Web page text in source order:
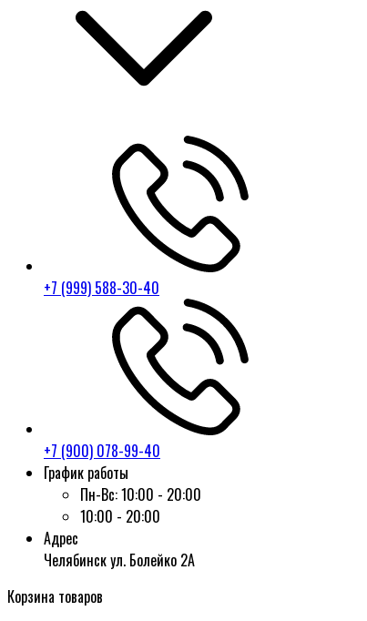
+7 (999) 588-30-40
+7 (900) 078-99-40
График работы
Пн-Вс:10:00 - 20:00
10:00 - 20:00
Адрес
Челябинск ул. Болейко 2А
Корзина товаров